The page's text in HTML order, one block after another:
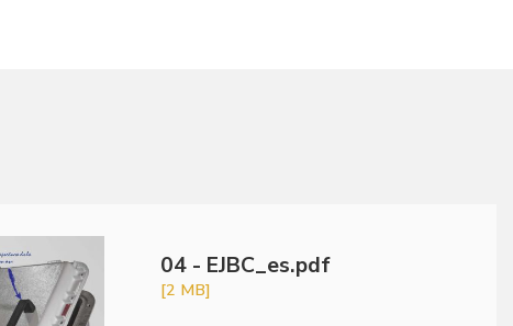
04 - EJBC_es.pdf
[2 MB]